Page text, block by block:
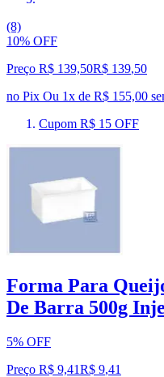
(8)
10% OFF
Preço R$ 139,50R$ 139,50
no Pix Ou 1x de R$ 155,00
Cupom R$ 15 OFF
Forma Para
De Barra 500g
5% OFF
Preço R$ 9,41R$ 9,41